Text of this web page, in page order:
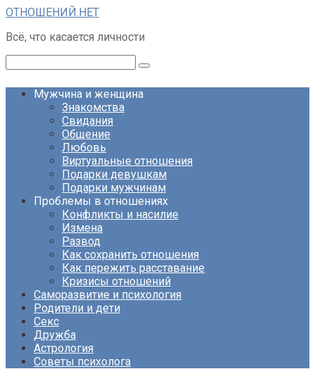
Перейти
контенту
ОТНОШЕНИЙ.НЕТ
Всё, что касается личности
Мужчина и женщина
Знакомства
Свидания
Общение
Любовь
Виртуальные отношения
Подарки девушкам
Подарки мужчинам
Проблемы в отношениях
Конфликты и насилие
Измена
Развод
Как сохранить отношения
Как пережить расставание
Кризисы отношений
Саморазвитие и психология
Родители и дети
Секс
Дружба
Астрология
Советы психолога